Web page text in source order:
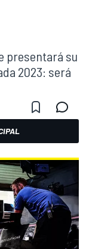
presentará su
2023: será